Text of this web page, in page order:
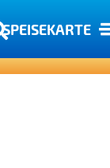
SPEISEKARTE